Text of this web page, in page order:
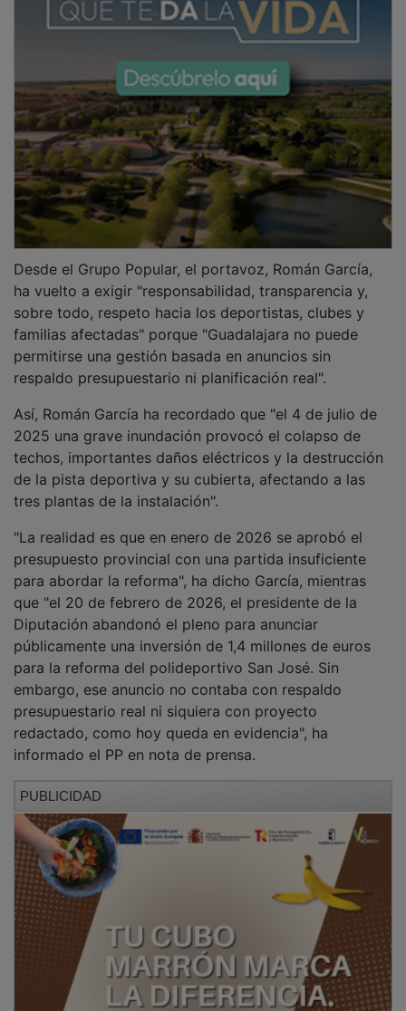
ha vuelto a exigir "responsabilidad, transparencia y,
sobre todo, respeto hacia los deportistas, clubes y
familias afectadas" porque "Guadalajara no puede
permitirse una gestión basada en anuncios sin
respaldo presupuestario ni planificación real".
2025 una grave inundación provocó el colapso de
techos, importantes daños eléctricos y la destrucción
de la pista deportiva y su cubierta, afectando a las
tres plantas de la instalación".
presupuesto provincial con una partida insuficiente
para abordar la reforma", ha dicho García, mientras
que "el 20 de febrero de 2026, el presidente de la
Diputación abandonó el pleno para anunciar
públicamente una inversión de 1,4 millones de euros
para la reforma del polideportivo San José. Sin
embargo, ese anuncio no contaba con respaldo
presupuestario real ni siquiera con proyecto
redactado, como hoy queda en evidencia", ha
informado el PP en nota de prensa.